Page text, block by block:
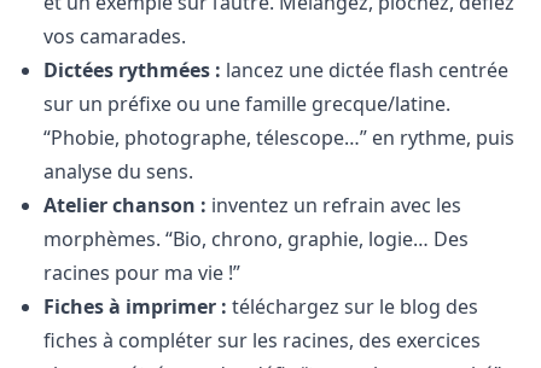
vos camarades.
Dictées rythmées : lancez une dictée flash centrée
sur un préfixe ou une famille grecque/latine.
“Phobie, photographe, télescope…” en rythme, puis
analyse du sens.
Atelier chanson : inventez un refrain avec les
morphèmes. “Bio, chrono, graphie, logie… Des
racines pour ma vie !”
Fiches à imprimer : téléchargez sur le blog des
fiches à compléter sur les racines, des exercices